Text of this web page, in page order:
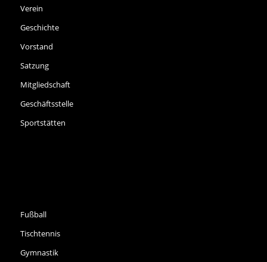
Verein
Geschichte
Vorstand
Satzung
Mitgliedschaft
Geschäftsstelle
Sportstätten
Fußball
Tischtennis
Gymnastik